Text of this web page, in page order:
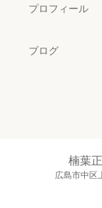
プロフィール
ブログ
楠葉
広島市中区